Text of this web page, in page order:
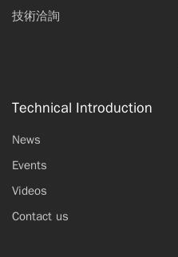
技術洽詢
Technical Introduction
News
Events
Videos
Contact us